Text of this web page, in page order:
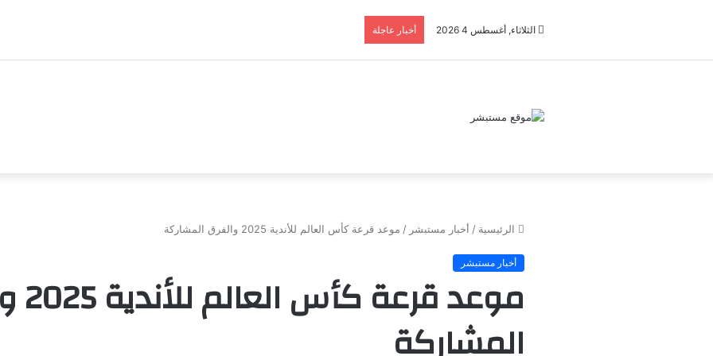
الثلاثاء, أغسطس 4 2026 أخبار عاجلة
الرئيسية / أخبار مستبشر / موعد قرعة كأس العالم للأندية 2025 والفرق المشاركة
أخبار مستبشر
المشاركة